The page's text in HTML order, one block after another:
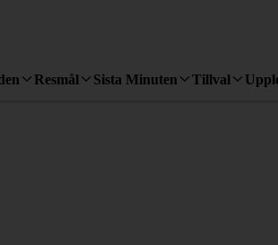
Resmål Sista Minuten Tillval